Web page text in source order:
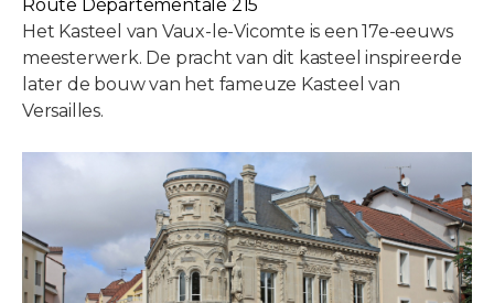
Route Départementale 215
Het Kasteel van Vaux-le-Vicomte is een 17e-eeuws
meesterwerk. De pracht van dit kasteel inspireerde
later de bouw van het fameuze Kasteel van
Versailles.